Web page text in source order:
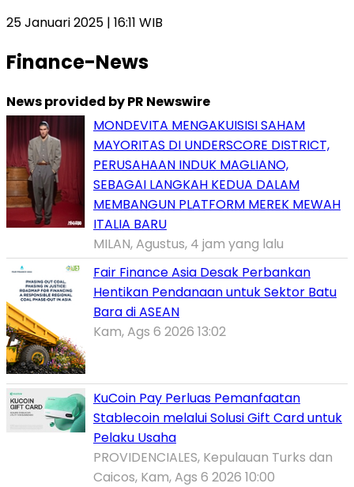
25 Januari 2025 | 16:11 WIB
Finance-News
News provided by PR Newswire
MONDEVITA MENGAKUISISI SAHAM
MAYORITAS DI UNDERSCORE DISTRICT,
PERUSAHAAN INDUK MAGLIANO,
SEBAGAI LANGKAH KEDUA DALAM
MEMBANGUN PLATFORM MEREK MEWAH
ITALIA BARU
MILAN, Agustus, 4 jam yang lalu
Fair Finance Asia Desak Perbankan
Hentikan Pendanaan untuk Sektor Batu
Bara di ASEAN
Kam, Ags 6 2026 13:02
KuCoin Pay Perluas Pemanfaatan
Stablecoin melalui Solusi Gift Card untuk
Pelaku Usaha
PROVIDENCIALES, Kepulauan Turks dan
Caicos, Kam, Ags 6 2026 10:00